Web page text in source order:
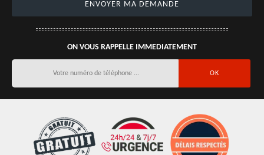
ON VOUS RAPPELLE IMMEDIATEMENT